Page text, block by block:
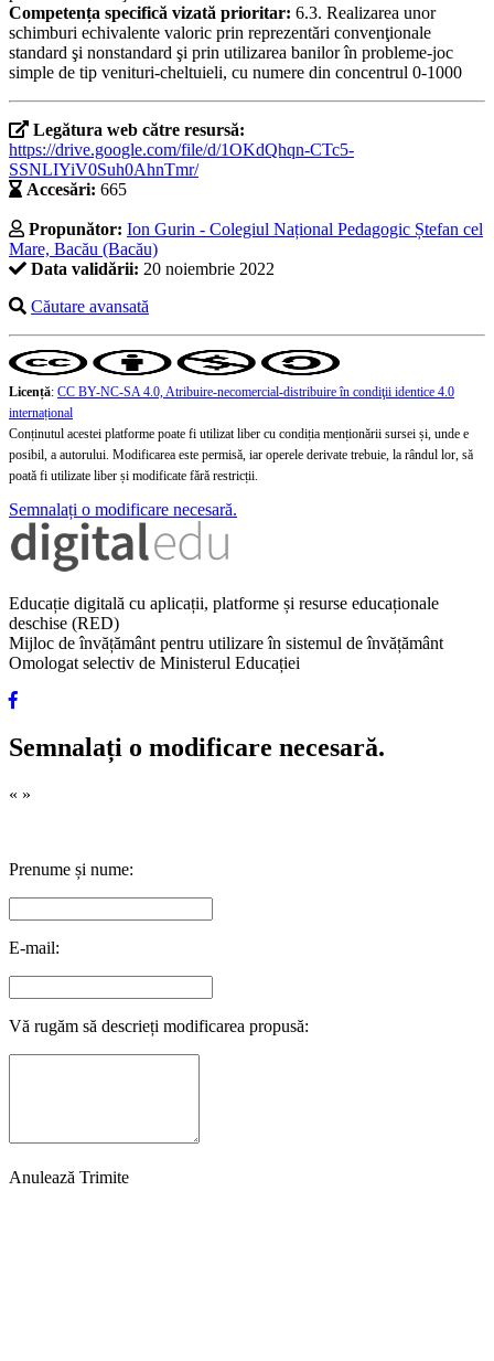
Competența specifică vizată prioritar: 6.3. Realizarea unor
schimburi echivalente valoric prin reprezentări convenţionale
standard şi nonstandard şi prin utilizarea banilor în probleme-joc
simple de tip venituri-cheltuieli, cu numere din concentrul 0-1000
Legătura web către resursă:
https://drive.google.com/file/d/1OKdQhqn-CTc5-
SSNLIYiV0Suh0AhnTmr/
Accesări: 665
Propunător: Ion Gurin - Colegiul Național Pedagogic Ștefan cel
Mare, Bacău (Bacău)
Data validării: 20 noiembrie 2022
Căutare avansată
Licență: CC BY-NC-SA 4.0, Atribuire-necomercial-distribuire în condiţii identice 4.0
internațional
Conținutul acestei platforme poate fi utilizat liber cu condiția menționării sursei și, unde e
posibil, a autorului. Modificarea este permisă, iar operele derivate trebuie, la rândul lor, să
poată fi utilizate liber și modificate fără restricții.
Semnalați o modificare necesară.
Educație digitală cu aplicații, platforme și resurse educaționale
deschise (RED)
Mijloc de învățământ pentru utilizare în sistemul de învățământ
Omologat selectiv de Ministerul Educației
Semnalați o modificare necesară.
« »
Prenume și nume:
E-mail:
Vă rugăm să descrieți modificarea propusă:
Anulează Trimite